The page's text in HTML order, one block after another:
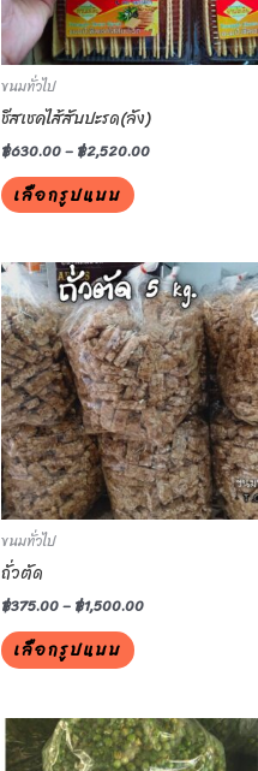
ขนมทั่วไป
ชีสเชคไส้สับปะรด(ลัง)
฿630.00–฿2,520.00
เลือกรูปแบบ
may
be
on
the
product
page
ขนมทั่วไป
ถั่วตัด
฿375.00–฿1,500.00
เลือกรูปแบบ
This
product
has
multiple
variants.
The
options
may
be
the
product
page
This
product